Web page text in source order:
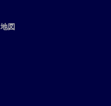
地図